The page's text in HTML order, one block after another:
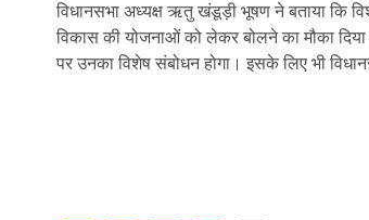
विधानसभा अध्यक्ष ऋतु खंडूड़ी भूषण ने बताया कि
विकास की योजनाओं को लेकर बोलने का मौका दिया
पर उनका विशेष संबोधन होगा। इसके लिए भी